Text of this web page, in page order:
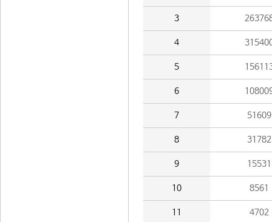
3
4
5
6
7 51609
8 31782
9 15531
10 8561
11 4702